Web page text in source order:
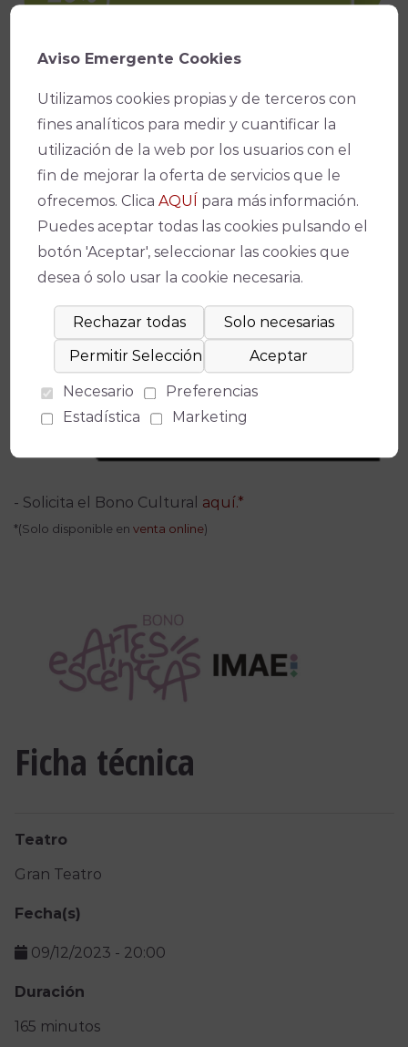
- Solicita el Bono Cultural aquí.*
*(Solo disponible enventa online)
Ficha técnica
Teatro
Gran Teatro
Fecha(s)
09/12/2023 - 20:00
Duración
165 minutos
Aviso Emergente Cookies
Utilizamos cookies propias y de terceros con
fines analíticos para medir y cuantificar la
utilización de la web por los usuarios con el
fin de mejorar la oferta de servicios que le
ofrecemos. ClicaAQUÍ
para más información.
Puedes aceptar todas las cookies pulsando el
botón 'Aceptar', seleccionar las cookies que
desea ó solo usar la cookie necesaria.
Necesario
Preferencias
Estadística
Marketing